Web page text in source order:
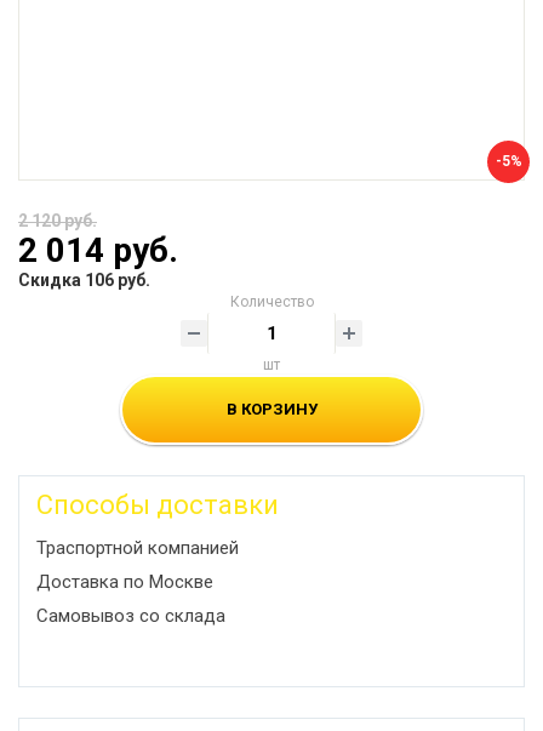
-5%
2 120 руб.
2 014 руб.
Скидка 106 руб.
Количество
шт
В КОРЗИНУ
Способы доставки
Траспортной компанией
Доставка по Москве
Самовывоз со склада